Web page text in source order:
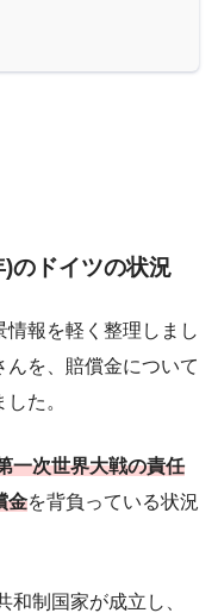
のドイツの状況
情報を軽く整理しまし
んを、賠償金について
た。
一次世界大戦の責任
金を背負っている状況
和制国家が成立し、